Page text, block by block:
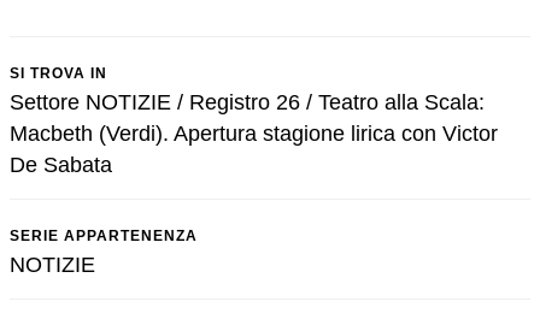
SI TROVA IN
Settore NOTIZIE / Registro 26 / Teatro alla Scala:
Macbeth (Verdi). Apertura stagione lirica con Victor
De Sabata
SERIE APPARTENENZA
NOTIZIE